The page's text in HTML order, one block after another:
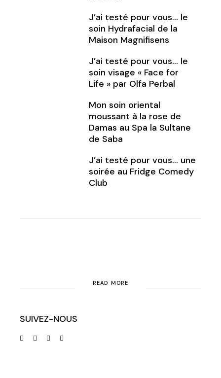
J’ai testé pour vous… le
soin Hydrafacial de la
Maison Magnifisens
J’ai testé pour vous… le
soin visage « Face for
Life » par Olfa Perbal
Mon soin oriental
moussant à la rose de
Damas au Spa la Sultane
de Saba
J’ai testé pour vous… une
soirée au Fridge Comedy
Club
READ MORE
SUIVEZ-NOUS